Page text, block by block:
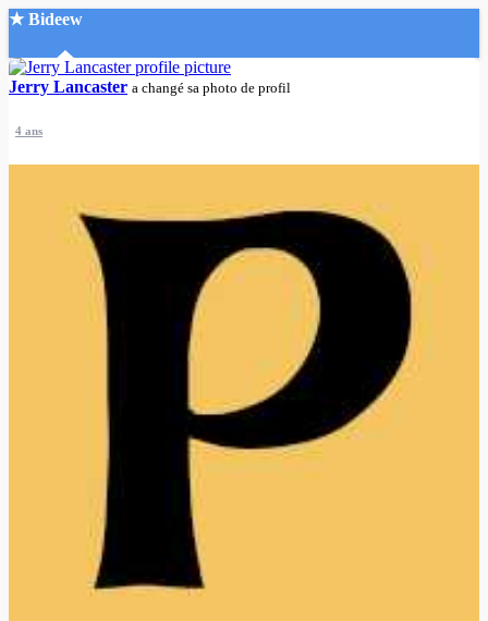
★ Bideew
Accueil
Mon compte
Connexion
Créer un compte
Jerry Lancaster a changé sa photo de profil
4 ans